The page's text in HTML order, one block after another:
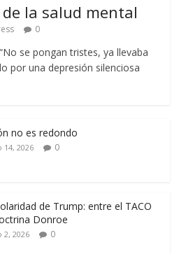
la salud mental
0
se pongan tristes, ya llevaba
por una depresión silenciosa
no es redondo
14, 2026 0
de Trump: entre el TACO
Donroe
2, 2026 0